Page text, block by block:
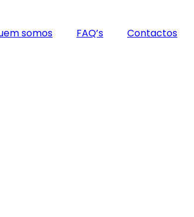
somos FAQ’s
Contactos